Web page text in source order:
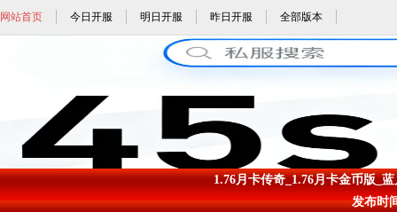
网站首页 今日开服 明日开服 昨日开服 全部版本
1.76月卡传奇_1.76月卡金币版_
发布时